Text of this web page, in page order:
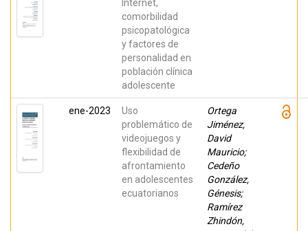
Internet,
comorbilidad
psicopatológica
y factores de
personalidad en
población clínica
adolescente
Magallón-
Neri,
Ernesto
Mijail
ene-2023
Uso
problemático de
videojuegos y
flexibilidad de
afrontamiento
en adolescentes
ecuatorianos
Ortega
Jiménez,
David
Mauricio;
Cedeño
González,
Génesis;
Ramírez
Zhindón,